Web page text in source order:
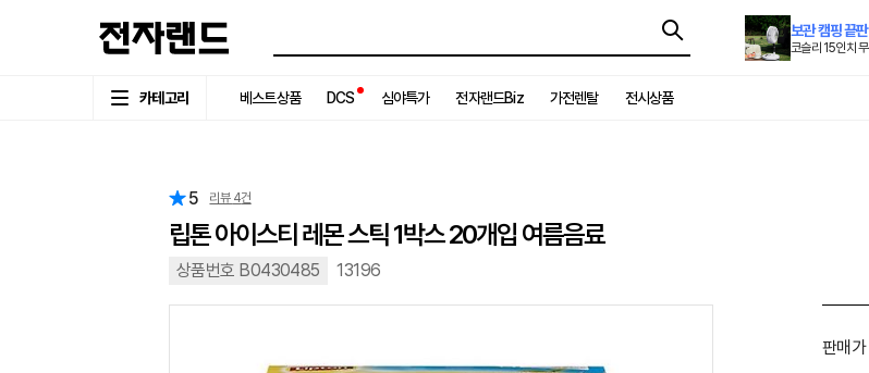
보관 캠핑 끝
코슬리 15인치
카테고리 베스트상품 DCS 심야특가 전자랜드Biz 가전렌탈 전시상품
5 리뷰 4건
립톤 아이스티 레몬 스틱 1박스 20개입 여름음료
상품번호 B0430485 13196
판매가